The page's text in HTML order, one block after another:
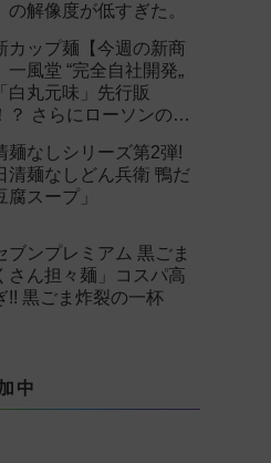
の解像度が低すぎた。
カップ麺【今週の新商
一風堂 “完全自社開発„
白丸元味」先行販
？ さらにローソンの激
まとめ！
麺なしシリーズ第2弾!
清麺なしどん兵衛 鴨だ
腐スープ」
ブンプレミアム 黒ごま
さん担々麺」コスパ高
!! 黒ごま炸裂の一杯
中